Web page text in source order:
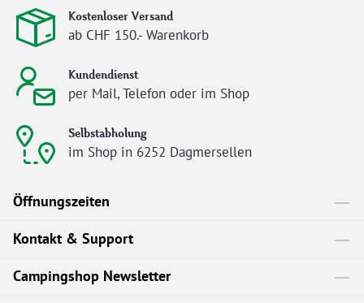
Kostenloser Versand
ab CHF 150.- Warenkorb
Kundendienst
per Mail, Telefon oder im Shop
Selbstabholung
im Shop in 6252 Dagmersellen
Öffnungszeiten
Kontakt & Support
Campingshop Newsletter